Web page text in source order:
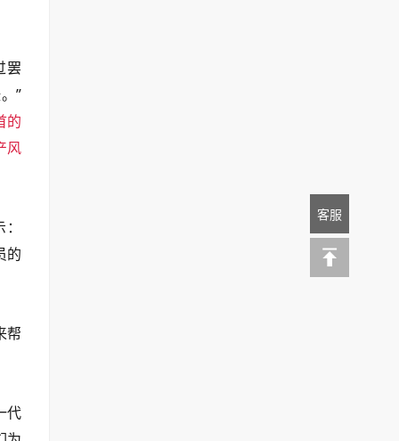
罢
”
的
风
的
帮
代
客服